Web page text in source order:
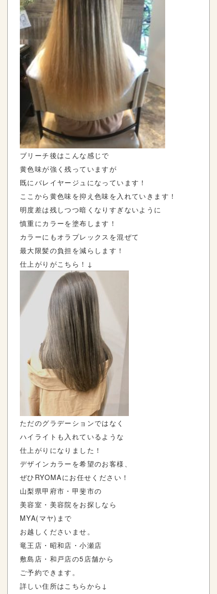
ブリーチ後はこんな感じで
黄色味が強く残っていますが
既にバレイヤージュになっています！
ここから黄色味を抑え色味を入れていきます！
明度差は残しつつ暗くなりすぎないように
慎重にカラーを塗布します！
カラーにもオラプレックスを混ぜて
最大限髪の負担を減らします！
仕上がりがこちら！↓
ただのグラデーションではなく
ハイライトも入れているような
仕上がりになりました！
デザインカラーを希望のお客様、
ぜひRYOMAにお任せください！
山梨県甲府市・甲斐市の
美容室・美容院をお探しなら
MYA(マヤ)まで
お越しくださいませ。
竜王店・昭和店・小瀬店
敷島店・和戸店の5店舗から
ご予約できます。
詳しい住所はこちらから↓